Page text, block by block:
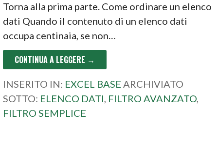
Torna alla prima parte. Come ordinare un elenco
dati Quando il contenuto di un elenco dati
occupa centinaia, se non…
CONTINUA A LEGGERE →
INSERITO IN: EXCEL BASE ARCHIVIATO
SOTTO: ELENCO DATI, FILTRO AVANZATO,
FILTRO SEMPLICE